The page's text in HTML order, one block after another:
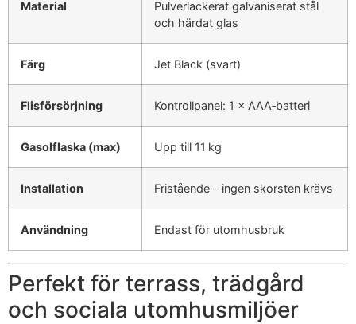
Material
Pulverlackerat galvaniserat stål
och härdat glas
Färg Jet Black (svart)
Flisförsörjning Kontrollpanel: 1 × AAA‑batteri
Gasolflaska (max) Upp till 11 kg
Installation Fristående – ingen skorsten krävs
Användning Endast för utomhusbruk
Perfekt för terrass, trädgård
och sociala utomhusmiljöer